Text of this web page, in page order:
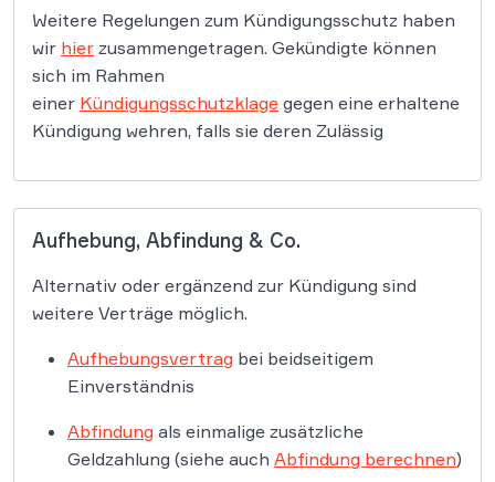
Weitere Regelungen zum Kündigungsschutz haben
wir hier zusammengetragen. Gekündigte können
sich im Rahmen
einer Kündigungsschutzklage gegen eine erhaltene
Kündigung wehren, falls sie deren Zulässig
Aufhebung, Abfindung & Co.
Alternativ oder ergänzend zur Kündigung sind
weitere Verträge möglich.
Aufhebungsvertrag bei beidseitigem
Einverständnis
Abfindung als einmalige zusätzliche
Geldzahlung (siehe auch Abfindung berechnen)